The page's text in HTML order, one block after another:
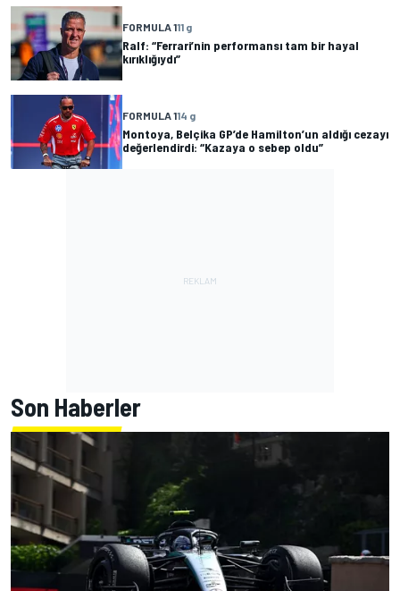
FORMULA 111 g
Ralf: “Ferrari’nin performansı tam bir hayal
kırıklığıydı”
FORMULA 114 g
Montoya, Belçika GP’de Hamilton’un aldığı cezayı
değerlendirdi: “Kazaya o sebep oldu”
Son Haberler